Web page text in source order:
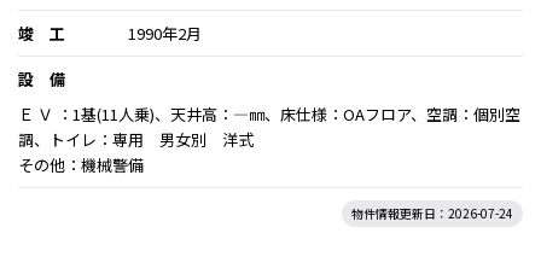
竣 工
1990年2月
設 備
Ｅ Ｖ ：1基(11人乗)、天井高：―㎜、床仕様：OAフロア、空調：個別空
調、トイレ：専用 男女別 洋式
その他：機械警備
物件情報更新日：2026-07-24